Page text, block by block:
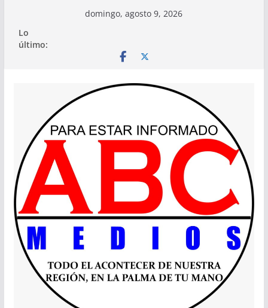
contenido
domingo, agosto 9, 2026
Lo
último: